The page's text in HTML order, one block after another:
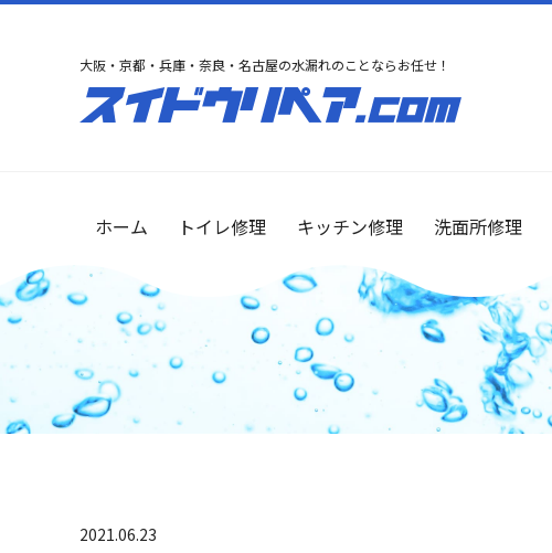
大阪・京都・兵庫・奈良・名古屋の水漏れのことならお任せ！
ホーム トイレ修理 キッチン修理 洗面所修理
2021.06.23